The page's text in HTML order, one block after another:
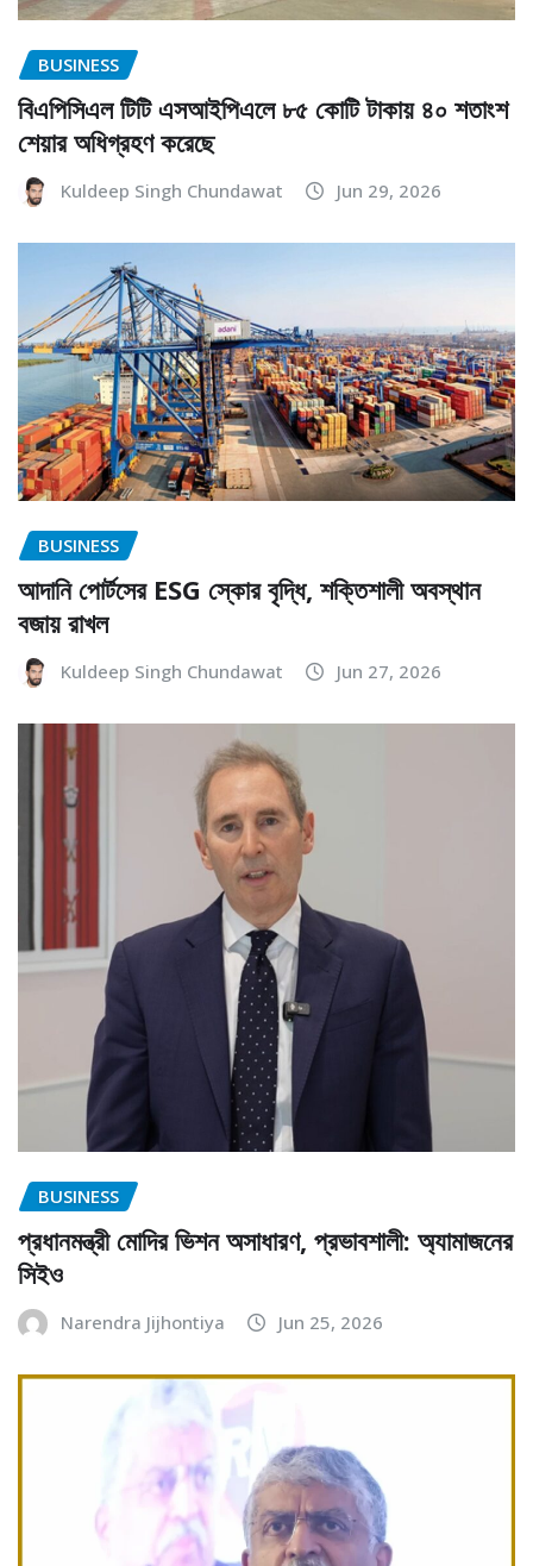
BUSINESS
বিএপিসিএল টিটি এসআইপিএলে ৮৫ কোটি টাকায় ৪০ শতাংশ
শেয়ার অধিগ্রহণ করেছে
Kuldeep Singh Chundawat Jun 29, 2026
BUSINESS
আদানি পোর্টসের ESG স্কোর বৃদ্ধি, শক্তিশালী অবস্থান
বজায় রাখল
Kuldeep Singh Chundawat Jun 27, 2026
BUSINESS
প্রধানমন্ত্রী মোদির ভিশন অসাধারণ, প্রভাবশালী: অ্যামাজনের
সিইও
Narendra Jijhontiya Jun 25, 2026